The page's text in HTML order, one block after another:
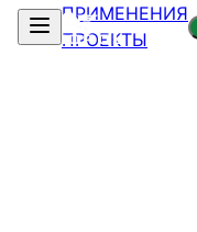
ПРИМЕНЕНИЯ
ПРОЕКТЫ